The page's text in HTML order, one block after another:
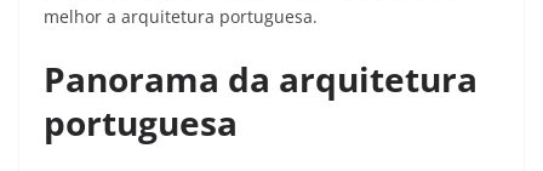
melhor a arquitetura portuguesa.​
Panorama da arquitetura
portuguesa